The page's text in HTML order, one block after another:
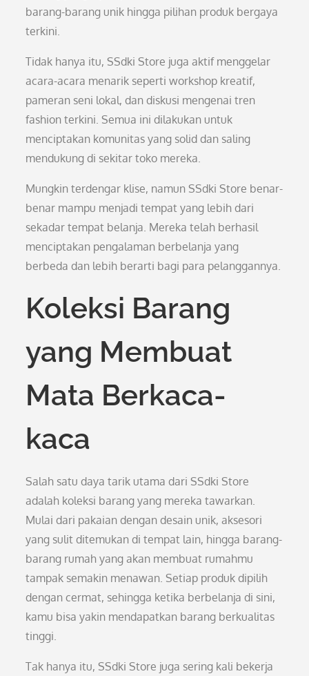
barang-barang unik hingga pilihan produk bergaya
terkini.
Tidak hanya itu, SSdki Store juga aktif menggelar
acara-acara menarik seperti workshop kreatif,
pameran seni lokal, dan diskusi mengenai tren
fashion terkini. Semua ini dilakukan untuk
menciptakan komunitas yang solid dan saling
mendukung di sekitar toko mereka.
Mungkin terdengar klise, namun SSdki Store benar-
benar mampu menjadi tempat yang lebih dari
sekadar tempat belanja. Mereka telah berhasil
menciptakan pengalaman berbelanja yang
berbeda dan lebih berarti bagi para pelanggannya.
Koleksi Barang
yang Membuat
Mata Berkaca-
kaca
Salah satu daya tarik utama dari SSdki Store
adalah koleksi barang yang mereka tawarkan.
Mulai dari pakaian dengan desain unik, aksesori
yang sulit ditemukan di tempat lain, hingga barang-
barang rumah yang akan membuat rumahmu
tampak semakin menawan. Setiap produk dipilih
dengan cermat, sehingga ketika berbelanja di sini,
kamu bisa yakin mendapatkan barang berkualitas
tinggi.
Tak hanya itu, SSdki Store juga sering kali bekerja